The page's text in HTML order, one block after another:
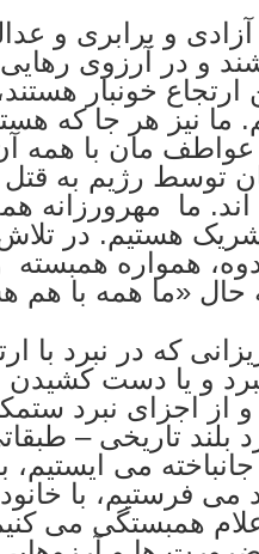
و برابری و
و در آرزوی
خونبار
ما نیز هر جا که
عواطف مان با همه
توسط رژیم به
ما مهرورزانه
هستیم. در تلاش
همواره همبسته
«ما همه با هم
که در نبرد با
و یا دست
از اجزای نبرد
بلند تاریخی –
می ایستیم،
می فرستیم، با
همبستگی می